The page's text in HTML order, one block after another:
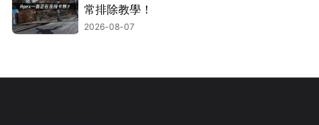
常排除教學！
2026-08-07